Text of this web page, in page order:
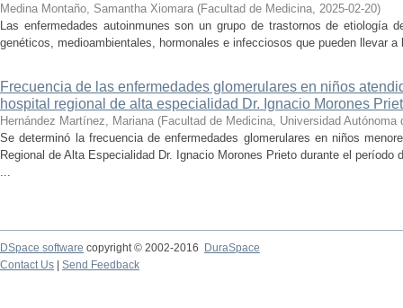
Medina Montaño, Samantha Xiomara (Facultad de Medicina, 2025-02-20)
Las enfermedades autoinmunes son un grupo de trastornos de etiología
genéticos, medioambientales, hormonales e infecciosos que pueden llevar
Frecuencia de las enfermedades glomerulares en niños
hospital regional de alta especialidad Dr. Ignacio Morones
Hernández Martínez, Mariana (Facultad de Medicina, Universidad
Se determinó la frecuencia de enfermedades glomerulares en niños
Regional de Alta Especialidad Dr. Ignacio Morones Prieto durante el período
...
DSpace software copyright © 2002-2016
DuraSpace
Contact Us
Send Feedback